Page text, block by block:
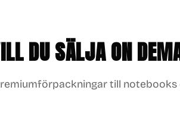
DU SÄLJA ON
till